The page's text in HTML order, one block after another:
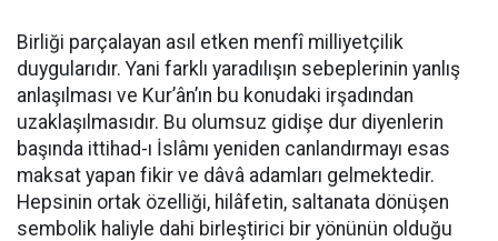
Birliği parçalayan asıl etken menfî milliyetçilik
duygularıdır. Yani farklı yaradılışın sebeplerinin yanlış
anlaşılması ve Kur’ân’ın bu konudaki irşadından
uzaklaşılmasıdır. Bu olumsuz gidişe dur diyenlerin
başında ittihad-ı İslâmı yeniden canlandırmayı esas
maksat yapan fikir ve dâvâ adamları gelmektedir.
Hepsinin ortak özelliği, hilâfetin, saltanata dönüşen
sembolik haliyle dahi birleştirici bir yönünün olduğu